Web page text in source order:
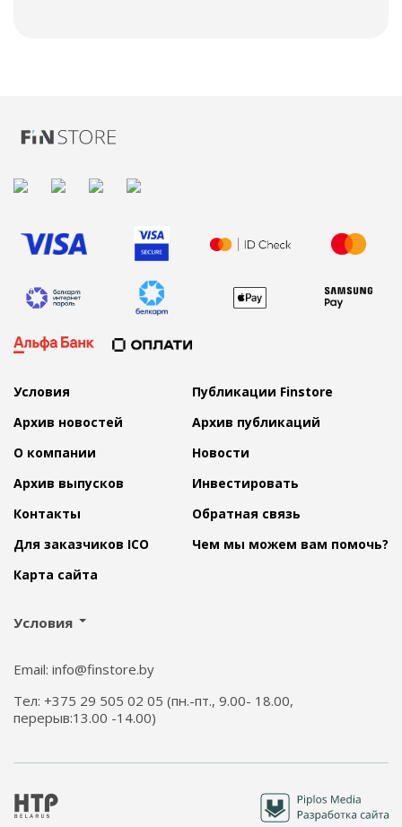
Условия
Публикации Finstore
Архив новостей
Архив публикаций
О компании
Новости
Архив выпусков
Инвестировать
Контакты
Обратная связь
Для заказчиков ICO
Чем мы можем вам помочь?
Карта сайта
Условия
Email: info@finstore.by
Тел: +375 29 505 02 05 (пн.-пт., 9.00- 18.00,
перерыв:13.00 -14.00)